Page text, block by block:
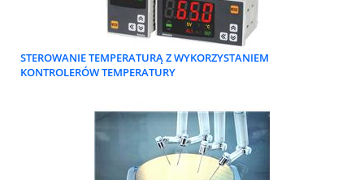
STEROWANIE TEMPERATURĄ Z WYKORZYSTANIEM
KONTROLERÓW TEMPERATURY